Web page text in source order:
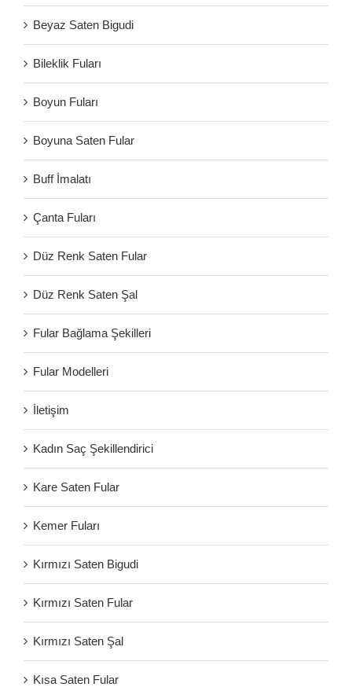
Beyaz Saten Bigudi
Bileklik Fuları
Boyun Fuları
Boyuna Saten Fular
Buff İmalatı
Çanta Fuları
Düz Renk Saten Fular
Düz Renk Saten Şal
Fular Bağlama Şekilleri
Fular Modelleri
İletişim
Kadın Saç Şekillendirici
Kare Saten Fular
Kemer Fuları
Kırmızı Saten Bigudi
Kırmızı Saten Fular
Kırmızı Saten Şal
Kısa Saten Fular